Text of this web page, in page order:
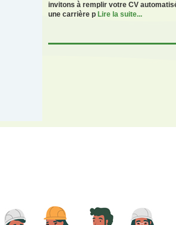
invitons à remplir votre CV
une carrière p Lire la suite...